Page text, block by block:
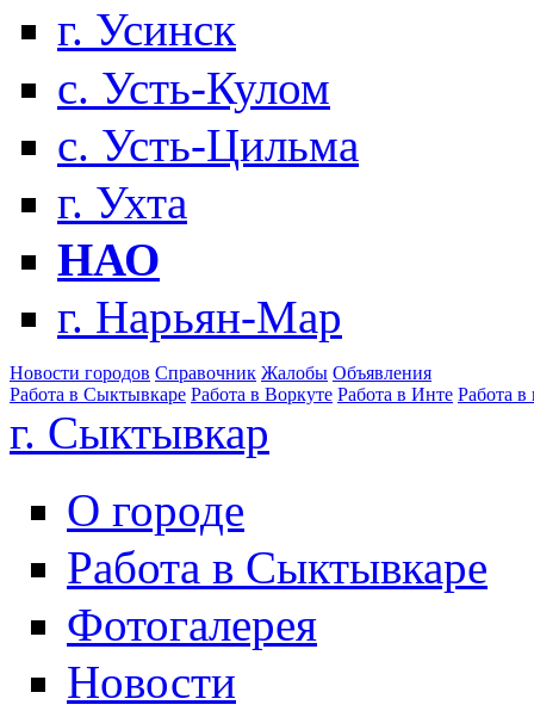
г. Усинск
с. Усть-Кулом
с. Усть-Цильма
г. Ухта
НАО
г. Нарьян-Мар
Новости городов Справочник Жалобы Объявления
Работа в Сыктывкаре Работа в Воркуте Работа в Инте Работа в
г. Сыктывкар
О городе
Работа в Сыктывкаре
Фотогалерея
Новости